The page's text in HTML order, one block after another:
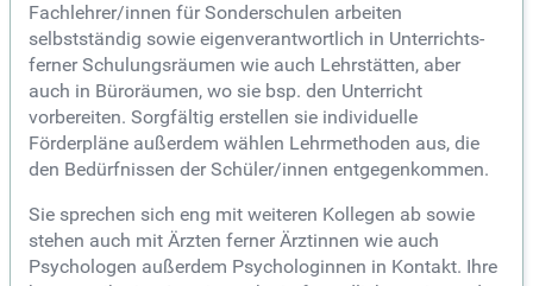
Fachlehrer/innen für Sonderschulen arbeiten
selbstständig sowie eigenverantwortlich in Unterrichts-
ferner Schulungsräumen wie auch Lehrstätten, aber
auch in Büroräumen, wo sie bsp. den Unterricht
vorbereiten. Sorgfältig erstellen sie individuelle
Förderpläne außerdem wählen Lehrmethoden aus, die
den Bedürfnissen der Schüler/innen entgegenkommen.
Sie sprechen sich eng mit weiteren Kollegen ab sowie
stehen auch mit Ärzten ferner Ärztinnen wie auch
Psychologen außerdem Psychologinnen in Kontakt. Ihre